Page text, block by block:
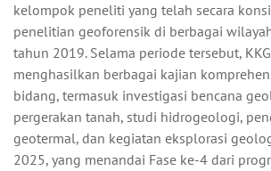
kelompok peneliti yang telah secara
penelitian geoforensik di berbagai
tahun 2019. Selama periode tersebut,
menghasilkan berbagai kajian
bidang, termasuk investigasi bencana
pergerakan tanah, studi hidrogeologi,
geotermal, dan kegiatan eksplorasi
2025, yang menandai Fase ke-4 dari